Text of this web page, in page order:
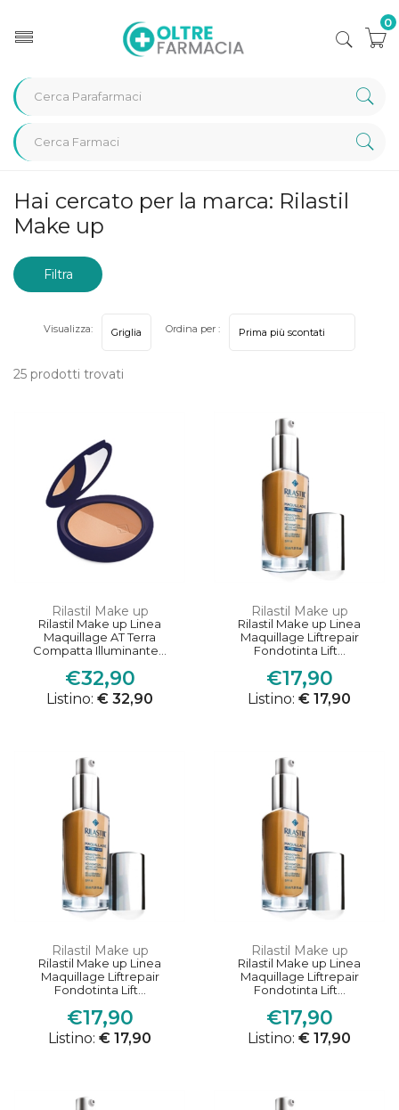
0
Home Marche parafarmaci Rilastil Make up
Hai cercato per la marca: Rilastil
Make up
Filtra
25 prodotti trovati
Visualizza: Ordina per :
Rilastil Make up
Rilastil Make up Linea
Maquillage AT Terra
Compatta Illuminante...
€32,90
Listino: € 32,90
Rilastil Make up
Rilastil Make up Linea
Maquillage Liftrepair
Fondotinta Lift...
€17,90
Listino: € 17,90
Rilastil Make up
Rilastil Make up Linea
Maquillage Liftrepair
Fondotinta Lift...
€17,90
Listino: € 17,90
Rilastil Make up
Rilastil Make up Linea
Maquillage Liftrepair
Fondotinta Lift...
€17,90
Listino: € 17,90